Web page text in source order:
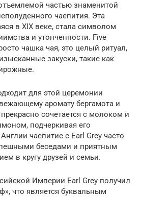
частью знаменитой
чаепития. Эта
в XIX веке, стала символом
и утонченности. Five
чашка чая, это целый ритуал,
закуски, такие как
для этой церемонии
аромату бергамота и
сочетается с молоком и
подчеркивая его
чаепитие с Earl Grey часто
беседами и приятным
в кругу друзей и семьи.
Империи Earl Grey получил
что является буквальным